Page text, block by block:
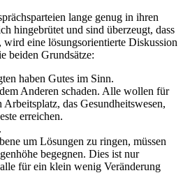
lange genug in ihren
hingebrütet und sind überzeugt, dass
wird eine lösungsorientierte Diskussion
beiden Grundsätze:
haben Gutes im Sinn.
Anderen schaden. Alle wollen für
Arbeitsplatz, das Gesundheitswesen,
erreichen.
um Lösungen zu ringen, müssen
begegnen. Dies ist nur
für ein klein wenig Veränderung